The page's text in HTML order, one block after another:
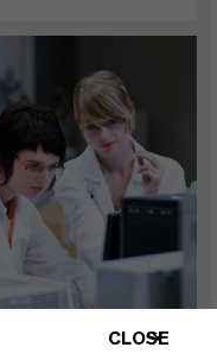
CLOSE